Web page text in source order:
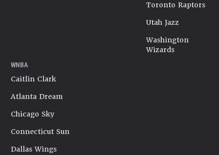
Toronto Raptors
Utah Jazz
Washington
Wizards
WNBA
Caitlin Clark
Atlanta Dream
Chicago Sky
Connecticut Sun
Dallas Wings